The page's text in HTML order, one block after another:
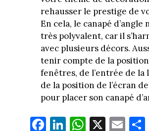
rehausser le prestige de
En cela, le canapé d’angle
très polyvalent, car il
avec plusieurs décors.
tenir compte de la
fenêtres, de l’entrée de la
de la position de l’écran
pour placer son canapé
Fa Li W X E Pa